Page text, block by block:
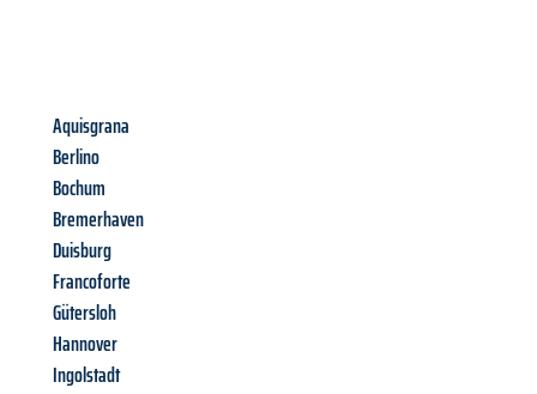
Aquisgrana
Berlino
Bochum
Bremerhaven
Duisburg
Francoforte
Gütersloh
Hannover
Ingolstadt